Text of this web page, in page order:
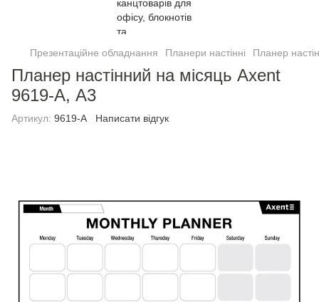
Презентаційне обладнання Планери настінні Планер
Планер настінний на місяць Axent
9619-A, А3
Артикул: 9619-A Написати відгук